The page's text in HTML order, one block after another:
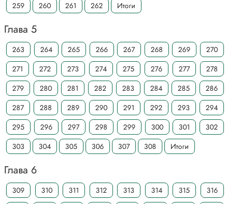
259
260 261 262 Итоги
Глава 5
263 264 265 266 267 268 269
270
271
272 273 274 275 276 277
278
279
280 281 282 283 284 285
286
287
288 289 290 291 292 293
294
295
296 297 298 299 300 301
302
303
304 305 306 307 308 Итоги
Глава 6
309 310 311 312 313 314 315
316